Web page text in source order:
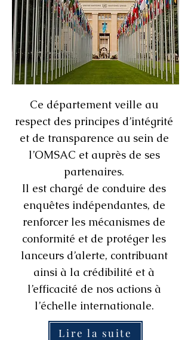
Ce département veille au
respect des principes d’intégrité
et de transparence au sein de
l’OMSAC et auprès de ses
partenaires.
Il est chargé de conduire des
enquêtes indépendantes, de
renforcer les mécanismes de
conformité et de protéger les
lanceurs d’alerte, contribuant
ainsi à la crédibilité et à
l’efficacité de nos actions à
l’échelle internationale.
Lire la suite